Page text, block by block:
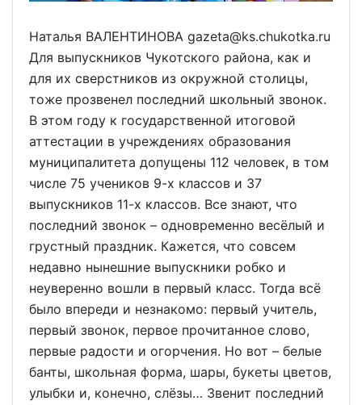
Наталья ВАЛЕНТИНОВА gazeta@ks.chukotka.ru
Для выпускников Чукотского района, как и
для их сверстников из окружной столицы,
тоже прозвенел последний школьный звонок.
В этом году к государственной итоговой
аттестации в учреждениях образования
муниципалитета допущены 112 человек, в том
числе 75 учеников 9-х классов и 37
выпускников 11-х классов. Все знают, что
последний звонок – одновременно весёлый и
грустный праздник. Кажется, что совсем
недавно нынешние выпускники робко и
неуверенно вошли в первый класс. Тогда всё
было впереди и незнакомо: первый учитель,
первый звонок, первое прочитанное слово,
первые радости и огорчения. Но вот – белые
банты, школьная форма, шары, букеты цветов,
улыбки и, конечно, слёзы… Звенит последний